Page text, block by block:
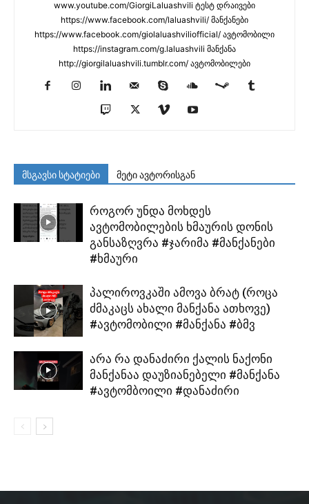
www.youtube.com/GiorgiLaluashvili ტესტ დრაივები
https://www.facebook.com/laluashvili/ მანქანები
https://www.facebook.com/giolaluashviliofficial/ ავტომობილი
https://instagram.com/g.laluashvili მანქანა
http://giorgilaluashvili.tumblr.com/ ავტომობილები
მსგავსი სტატიები მეტი ავტორისგან
როგორ უნდა მოხდეს
ავტომობილების ხმაურის დონის
განსაზღვრა #ჯარიმა #მანქანები
#ხმაური
პალიროვკაში ამოვა ბრატ (როცა
ძმაკაცს ახალი მანქანა ათხოვე)
#ავტომობილი #მანქანა #ბმვ
არა რა დანაძირი ქალის ნაქონი
მანქანაა დაუზიანებელი #მანქანა
#ავტომბოილი #დანაძირი